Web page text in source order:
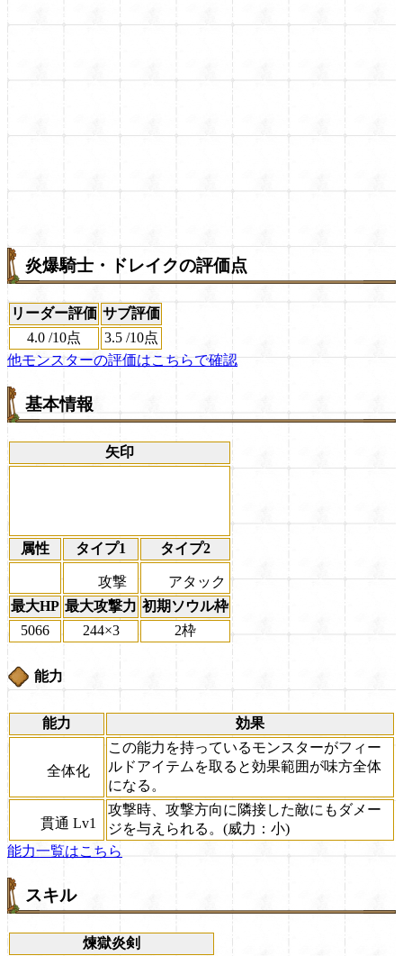
炎爆騎士・ドレイクの評価点
リーダー評価 サブ評価
4.0 /10点 3.5 /10点
他モンスターの評価はこちらで確認
基本情報
矢印
属性 タイプ1 タイプ2
攻撃
アタック
最大HP 最大攻撃力 初期ソウル枠
5066
244×3 2枠
能力
能力 効果
全体化
この能力を持っているモンスターがフィー
ルドアイテムを取ると効果範囲が味方全体
になる。
貫通 Lv1
攻撃時、攻撃方向に隣接した敵にもダメー
ジを与えられる。(威力：小)
能力一覧はこちら
スキル
煉獄炎剣